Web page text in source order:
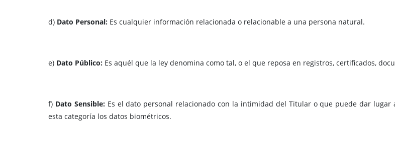
d) Dato Personal: Es cualquier información relacionada o relacionable a una persona natural.
e) Dato Público: Es aquél que la ley denomina como tal, o el que reposa en registros, certificados,
f) Dato Sensible: Es el dato personal relacionado con la intimidad del Titular o que puede dar
esta categoría los datos biométricos.